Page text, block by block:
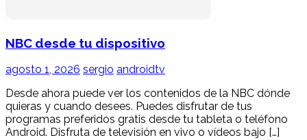
NBC desde tu dispositivo
agosto 1, 2026 sergio androidtv
Desde ahora puede ver los contenidos de la NBC dónde
quieras y cuando desees. Puedes disfrutar de tus
programas preferidos gratis desde tu tableta o teléfono
Android. Disfruta de televisión en vivo o vídeos bajo […]